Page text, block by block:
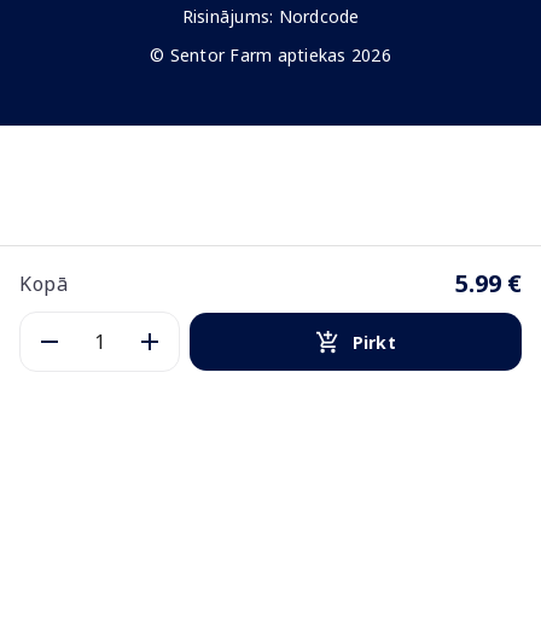
Kopā 5.99 €
Pirkt
Risinājums: Nordcode
© Sentor Farm aptiekas 2026